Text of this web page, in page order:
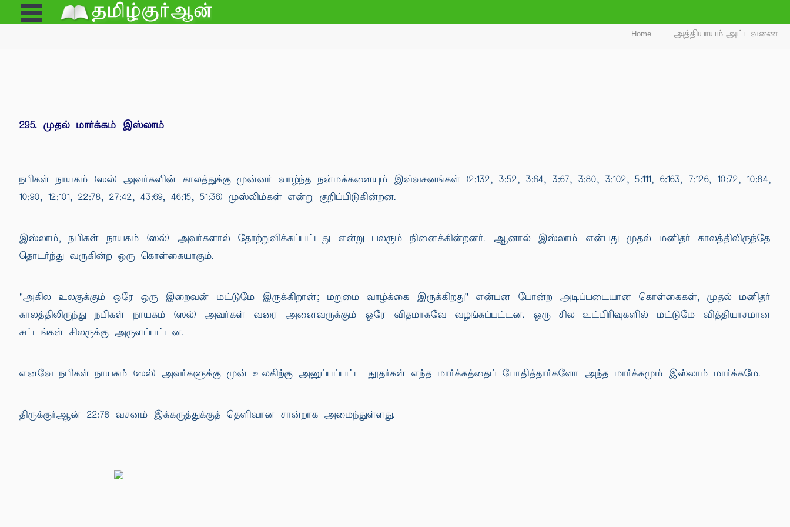
Open
Menu
Home அத்தியாயம் அட்டவணை
295. முதல் மார்க்கம் இஸ்லாம்
நபிகள் நாயகம் (ஸல்) அவர்களின் காலத்துக்கு முன்னர் வாழ்ந்த நன்மக்களையும் இவ்வசனங்கள் (2:132, 3:52, 3:64, 3:67, 3:80, 3:102, 5:111, 6:163, 7:126, 10:72, 10:84,
10:90, 12:101, 22:78, 27:42, 43:69, 46:15, 51:36) முஸ்லிம்கள் என்று குறிப்பிடுகின்றன.
இஸ்லாம், நபிகள் நாயகம் (ஸல்) அவர்களால் தோற்றுவிக்கப்பட்டது என்று பலரும் நினைக்கின்றனர். ஆனால் இஸ்லாம் என்பது முதல் மனிதர் காலத்திலிருந்தே
தொடர்ந்து வருகின்ற ஒரு கொள்கையாகும்.
"அகில உலகுக்கும் ஒரே ஒரு இறைவன் மட்டுமே இருக்கிறான்; மறுமை வாழ்க்கை இருக்கிறது'' என்பன போன்ற அடிப்படையான கொள்கைகள், முதல் மனிதர்
காலத்திலிருந்து நபிகள் நாயகம் (ஸல்) அவர்கள் வரை அனைவருக்கும் ஒரே விதமாகவே வழங்கப்பட்டன. ஒரு சில உட்பிரிவுகளில் மட்டுமே வித்தியாசமான
சட்டங்கள் சிலருக்கு அருளப்பட்டன.
எனவே நபிகள் நாயகம் (ஸல்) அவர்களுக்கு முன் உலகிற்கு அனுப்பப்பட்ட தூதர்கள் எந்த மார்க்கத்தைப் போதித்தார்களோ அந்த மார்க்கமும் இஸ்லாம் மார்க்கமே.
திருக்குர்ஆன் 22:78 வசனம் இக்கருத்துக்குத் தெளிவான சான்றாக அமைந்துள்ளது.